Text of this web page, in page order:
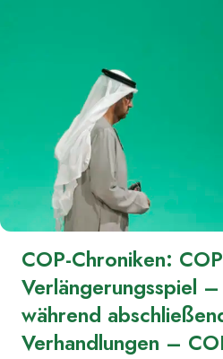
COP-Chroniken:
Verlängerungsspiel
während
Verhandlungen –